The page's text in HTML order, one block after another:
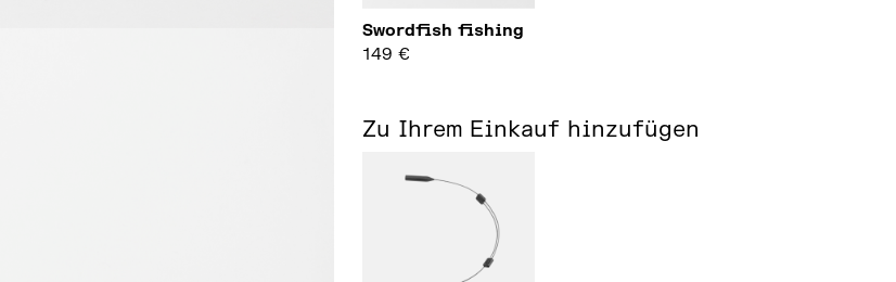
Swordfish fishing
149 €
Zu Ihrem Einkauf hinzufügen